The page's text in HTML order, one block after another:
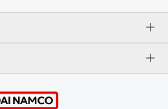
個人情報保護方針